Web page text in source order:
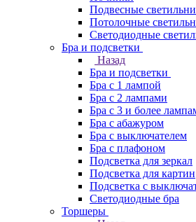
Подвесные
Потолочные
Светодиодные
Бра и подсветки
Назад
Бра и подсветки
Бра с 1 лампой
Бра с 2 лампами
Бра с 3 и более
Бра с абажуром
Бра с выключателем
Бра с плафоном
Подсветка для зеркал
Подсветка для картин
Подсветка с
Светодиодные бра
Торшеры